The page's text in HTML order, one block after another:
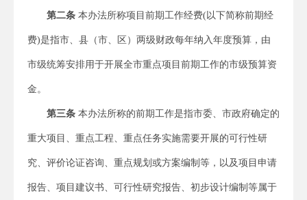
第二条 本办法所称项目前期工作经费(以下简称前期经
费)是指市、县（市、区）两级财政每年纳入年度预算，由
市级统筹安排用于开展全市重点项目前期工作的市级预算资
金。
第三条 本办法所称的前期工作是指市委、市政府确定的
重大项目、重点工程、重点任务实施需要开展的可行性研
究、评价论证咨询、重点规划或方案编制等，以及项目申请
报告、项目建议书、可行性研究报告、初步设计编制等属于